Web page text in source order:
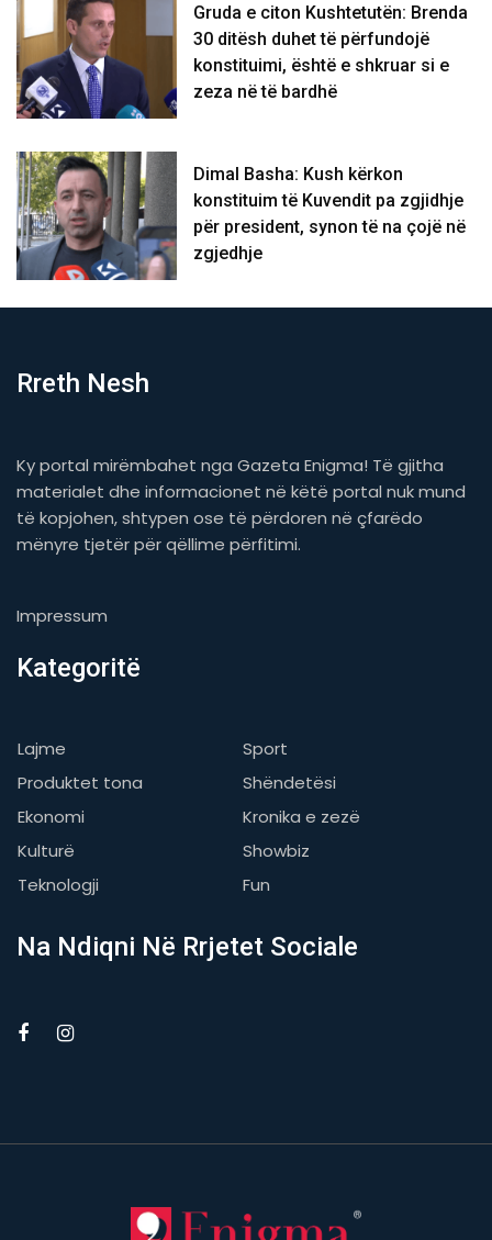
Gruda e citon Kushtetutën: Brenda
30 ditësh duhet të përfundojë
konstituimi, është e shkruar si e
zeza në të bardhë
Dimal Basha: Kush kërkon
konstituim të Kuvendit pa zgjidhje
për president, synon të na çojë në
zgjedhje
Rreth Nesh
Ky portal mirëmbahet nga Gazeta Enigma! Të gjitha
materialet dhe informacionet në këtë portal nuk mund
të kopjohen, shtypen ose të përdoren në çfarëdo
mënyre tjetër për qëllime përfitimi.
Impressum
Kategoritë
Lajme
Sport
Produktet tona
Shëndetësi
Ekonomi
Kronika e zezë
Kulturë
Showbiz
Teknologji
Fun
Na Ndiqni Në Rrjetet Sociale